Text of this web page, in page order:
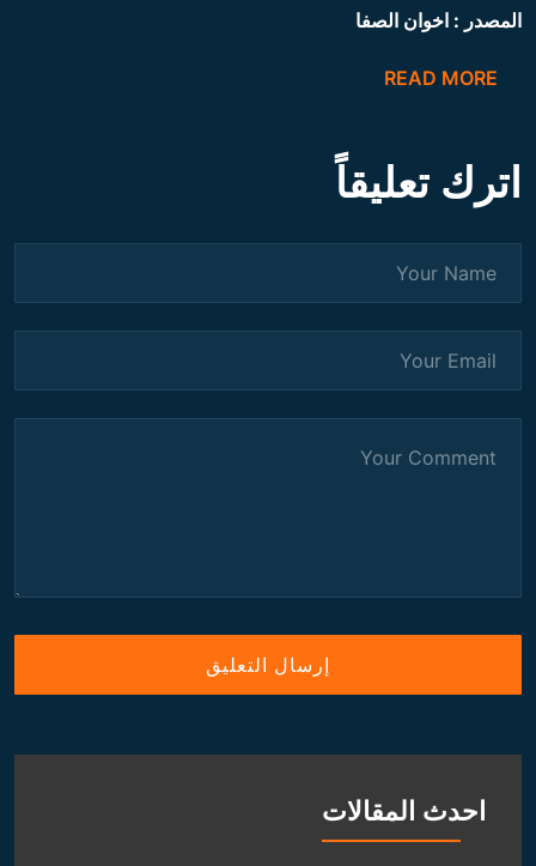
المصدر : اخوان الصفا
READ MORE
اترك تعليقاً
احدث المقالات